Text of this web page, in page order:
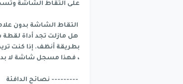
على التقاط الشاشة
التقاط الشاشة بدون
هل مازلت تجد أداة
بطريقة أنظف. إذا كنت
، فهذا مسجل شاشة لا بد
--------- نصائح الدافئة